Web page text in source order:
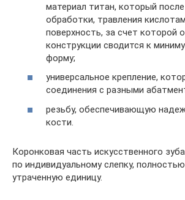
материал титан, который
обработки, травления
поверхность, за счет которой
конструкции сводится к
форму;
универсальное крепление,
соединения с разными
резьбу, обеспечивающую
кости.
Коронковая часть искусственного
по индивидуальному слепку,
утраченную единицу.